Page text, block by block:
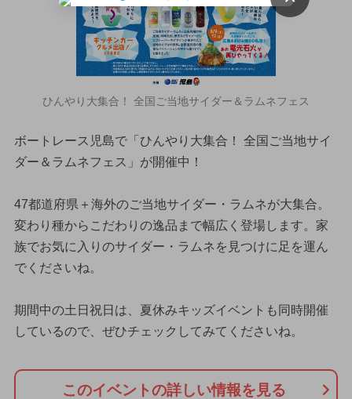
ひんやり大集合！ 全国ご当地サイダー＆ラムネフェス
ボートレース児島で「ひんやり大集合！ 全国ご当地サイ
ダー＆ラムネフェス」が開催中！
47都道府県＋海外のご当地サイダー・ラムネが大集合。
変わり種からこだわりの逸品まで幅広く登場します。家
族でお気に入りのサイダー・ラムネを見つけに足を運ん
でくださいね。
期間中の土日祝日は、夏休みキッズイベントも同時開催
しているので、ぜひチェックしてみてくださいね。
このイベントの詳しい情報を見る